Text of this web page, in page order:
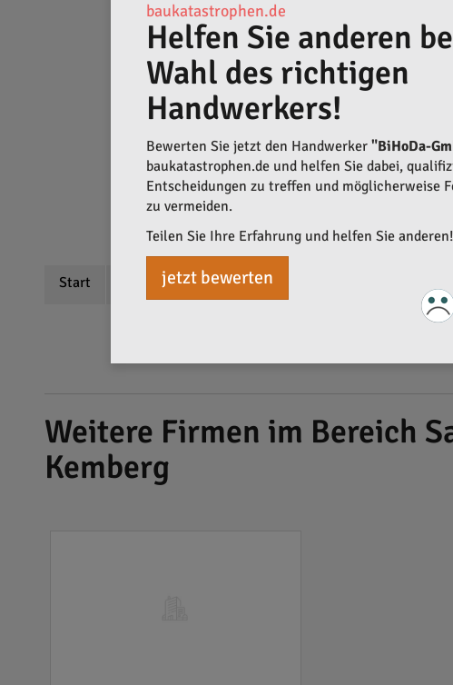
Start Beschreibung Bewertungen
Weitere Firmen im Bereich
Kemberg
baukatastrophen.de
Helfen Sie anderen
Wahl des richtigen
Handwerkers!
Bewerten Sie jetzt den Handwerker "BiHoDa-
baukatastrophen.de und helfen Sie dabei,
Entscheidungen zu treffen und möglicherweise
zu vermeiden.
Teilen Sie Ihre Erfahrung und helfen Sie anderen!
jetzt bewerten